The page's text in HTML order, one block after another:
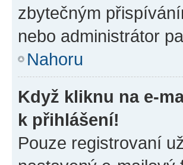
zbytečným
nebo administrátor
Nahoru
Když kliknu na e-
k přihlášení!
Pouze registrovaní